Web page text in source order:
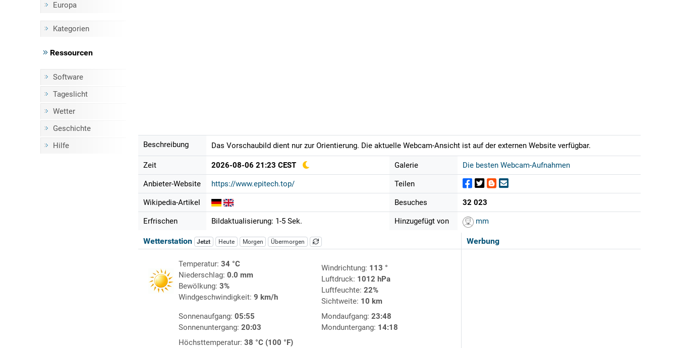
Europa
Kategorien
Ressourcen
Software
Tageslicht
Wetter
Geschichte
Hilfe
Beschreibung Das Vorschaubild dient nur zur Orientierung. Die aktuelle Webcam-Ansicht ist auf der externen Website verfügbar.
Zeit 2026-08-06 21:23 CEST
Anbieter-Website https://www.epitech.top/
Wikipedia-Artikel
Erfrischen Bildaktualisierung: 1-5 Sek.
Galerie Die besten Webcam-Aufnahmen
Teilen
Besuches 32 023
Hinzugefügt von mm
Werbung
Wetterstation Jetzt Heute Morgen Übermorgen
Temperatur: 34 °C
Niederschlag: 0.0 mm
Bewölkung: 3%
Windgeschwindigkeit: 9 km/h
Windrichtung: 113 °
Luftdruck: 1012 hPa
Luftfeuchte: 22%
Sichtweite: 10 km
Sonnenaufgang: 05:55
Sonnenuntergang: 20:03
Mondaufgang: 23:48
Monduntergang: 14:18
Höchsttemperatur: 38 °C (100 °F)